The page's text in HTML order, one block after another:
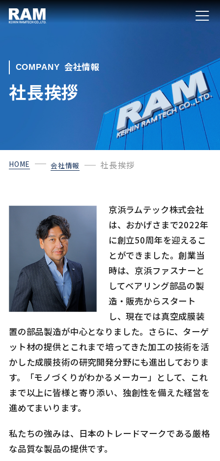
COMPANY 会社情報
社長挨拶
HOME 会社情報 社長挨拶
京浜ラムテック株式会社
は、おかげさまで2022年
に創立50周年を迎えるこ
とができました。創業当
時は、京浜ファスナーと
してベアリング部品の製
造・販売からスタート
し、現在では真空成膜装
置の部品製造が中心となりました。さらに、ターゲ
ット材の提供とこれまで培ってきた加工の技術を活
かした成膜技術の研究開発分野にも進出しておりま
す。「モノづくりがわかるメーカー」として、これ
まで以上に皆様と寄り添い、独創性を備えた経営を
進めてまいります。
私たちの強みは、日本のトレードマークである厳格
な品質な製品の提供です。